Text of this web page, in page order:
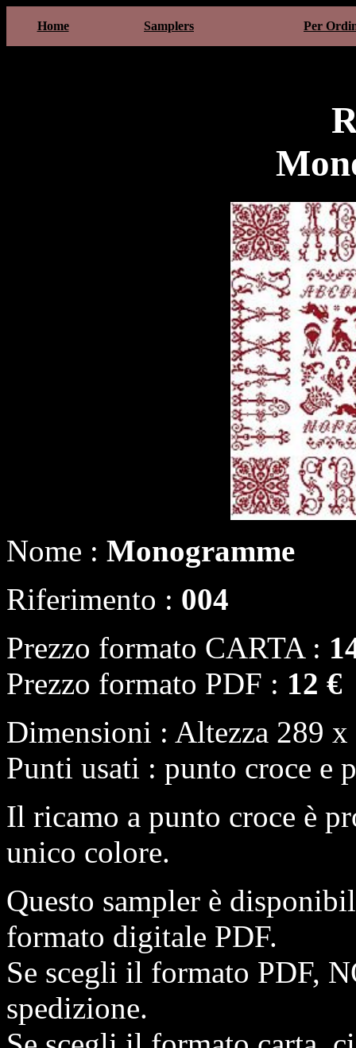
Home Samplers Per
Nome : Monogramme
Riferimento : 004
Prezzo formato CARTA :
Prezzo formato PDF : 12 €
Dimensioni : Altezza 289
Punti usati : punto croce e
Il ricamo a punto croce è
unico colore.
Questo sampler è
formato digitale PDF.
Se scegli il formato PDF,
spedizione.